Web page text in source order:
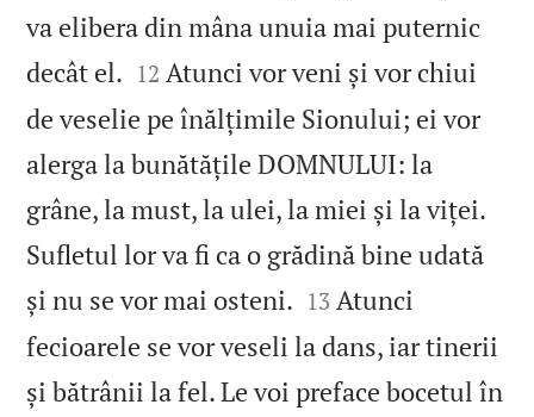
va elibera din mâna unuia mai puternic
decât el. 

12 Atunci vor veni și vor chiui
de veselie pe înălțimile Sionului; ei vor
alerga la bunătățile DOMNULUI: la
grâne, la must, la ulei, la miei și la viței.
Sufletul lor va fi ca o grădină bine udată
și nu se vor mai osteni. 

13 Atunci
fecioarele se vor veseli la dans, iar tinerii
și bătrânii la fel. Le voi preface bocetul în